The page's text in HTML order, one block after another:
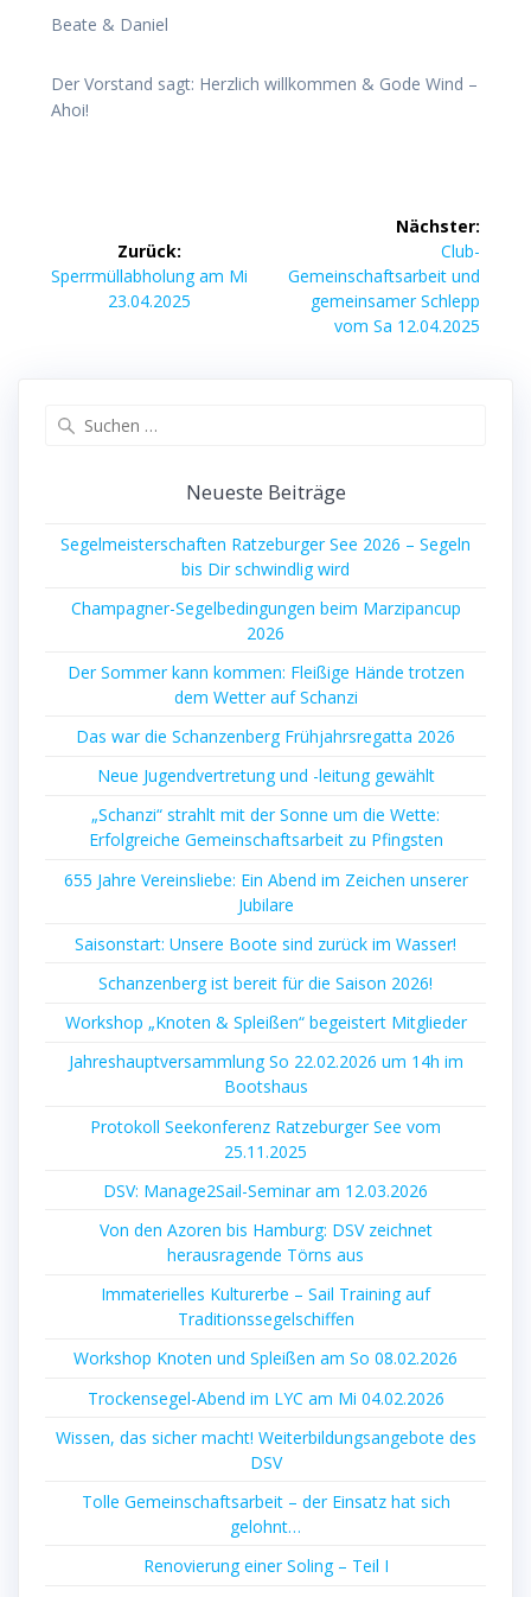
Beate & Daniel
Der Vorstand sagt: Herzlich willkommen & Gode Wind –
Ahoi!
Zurück:
Vorheriger
Sperrmüllabholung am Mi
23.04.2025
Nächster:
Nächster
Beitrag:
Club-
Gemeinschaftsarbeit und
gemeinsamer Schlepp
vom Sa 12.04.2025
Neueste Beiträge
Segelmeisterschaften Ratzeburger See 2026 – Segeln
bis Dir schwindlig wird
Champagner-Segelbedingungen beim Marzipancup
2026
Der Sommer kann kommen: Fleißige Hände trotzen
dem Wetter auf Schanzi
Das war die Schanzenberg Frühjahrsregatta 2026
Neue Jugendvertretung und -leitung gewählt
„Schanzi“ strahlt mit der Sonne um die Wette:
Erfolgreiche Gemeinschaftsarbeit zu Pfingsten
655 Jahre Vereinsliebe: Ein Abend im Zeichen unserer
Jubilare
Saisonstart: Unsere Boote sind zurück im Wasser!
Schanzenberg ist bereit für die Saison 2026!
Workshop „Knoten & Spleißen“ begeistert Mitglieder
Jahreshauptversammlung So 22.02.2026 um 14h im
Bootshaus
Protokoll Seekonferenz Ratzeburger See vom
25.11.2025
DSV: Manage2Sail-Seminar am 12.03.2026
Von den Azoren bis Hamburg: DSV zeichnet
herausragende Törns aus
Immaterielles Kulturerbe – Sail Training auf
Traditionssegelschiffen
Workshop Knoten und Spleißen am So 08.02.2026
Trockensegel-Abend im LYC am Mi 04.02.2026
Wissen, das sicher macht! Weiterbildungsangebote des
DSV
Tolle Gemeinschaftsarbeit – der Einsatz hat sich
gelohnt…
Renovierung einer Soling – Teil I